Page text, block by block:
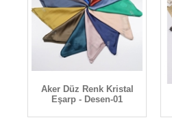
Aker Düz Renk Kristal
Eşarp - Desen-01